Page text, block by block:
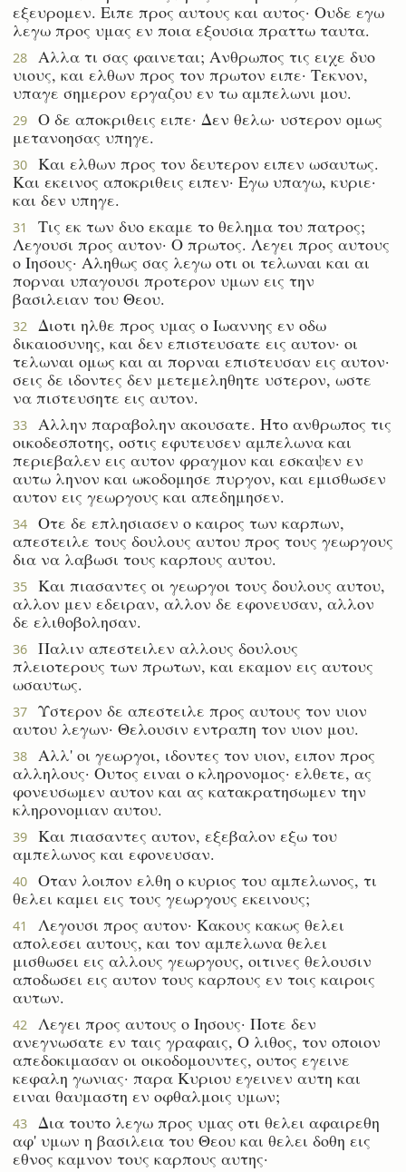
εξευρομεν. Ειπε προς αυτους και αυτος· Ουδε εγω
λεγω προς υμας εν ποια εξουσια πραττω ταυτα.
28
Αλλα τι σας φαινεται; Ανθρωπος τις ειχε δυο
υιους, και ελθων προς τον πρωτον ειπε· Τεκνον,
υπαγε σημερον εργαζου εν τω αμπελωνι μου.
29
Ο δε αποκριθεις ειπε· Δεν θελω· υστερον ομως
μετανοησας υπηγε.
30
Και ελθων προς τον δευτερον ειπεν ωσαυτως.
Και εκεινος αποκριθεις ειπεν· Εγω υπαγω, κυριε·
και δεν υπηγε.
31
Τις εκ των δυο εκαμε το θελημα του πατρος;
Λεγουσι προς αυτον· Ο πρωτος. Λεγει προς αυτους
ο Ιησους· Αληθως σας λεγω οτι οι τελωναι και αι
πορναι υπαγουσι προτερον υμων εις την
βασιλειαν του Θεου.
32
Διοτι ηλθε προς υμας ο Ιωαννης εν οδω
δικαιοσυνης, και δεν επιστευσατε εις αυτον· οι
τελωναι ομως και αι πορναι επιστευσαν εις αυτον·
σεις δε ιδοντες δεν μετεμεληθητε υστερον, ωστε
να πιστευσητε εις αυτον.
33
Αλλην παραβολην ακουσατε. Ητο ανθρωπος τις
οικοδεσποτης, οστις εφυτευσεν αμπελωνα και
περιεβαλεν εις αυτον φραγμον και εσκαψεν εν
αυτω ληνον και ωκοδομησε πυργον, και εμισθωσεν
αυτον εις γεωργους και απεδημησεν.
34
Οτε δε επλησιασεν ο καιρος των καρπων,
απεστειλε τους δουλους αυτου προς τους γεωργους
δια να λαβωσι τους καρπους αυτου.
35
Και πιασαντες οι γεωργοι τους δουλους αυτου,
αλλον μεν εδειραν, αλλον δε εφονευσαν, αλλον
δε ελιθοβολησαν.
36
Παλιν απεστειλεν αλλους δουλους
πλειοτερους των πρωτων, και εκαμον εις αυτους
ωσαυτως.
37
Υστερον δε απεστειλε προς αυτους τον υιον
αυτου λεγων· Θελουσιν εντραπη τον υιον μου.
38
Αλλ' οι γεωργοι, ιδοντες τον υιον, ειπον προς
αλληλους· Ουτος ειναι ο κληρονομος· ελθετε, ας
φονευσωμεν αυτον και ας κατακρατησωμεν την
κληρονομιαν αυτου.
39
Και πιασαντες αυτον, εξεβαλον εξω του
αμπελωνος και εφονευσαν.
40
Οταν λοιπον ελθη ο κυριος του αμπελωνος, τι
θελει καμει εις τους γεωργους εκεινους;
41
Λεγουσι προς αυτον· Κακους κακως θελει
απολεσει αυτους, και τον αμπελωνα θελει
μισθωσει εις αλλους γεωργους, οιτινες θελουσιν
αποδωσει εις αυτον τους καρπους εν τοις καιροις
αυτων.
42
Λεγει προς αυτους ο Ιησους· Ποτε δεν
ανεγνωσατε εν ταις γραφαις, Ο λιθος, τον οποιον
απεδοκιμασαν οι οικοδομουντες, ουτος εγεινε
κεφαλη γωνιας· παρα Κυριου εγεινεν αυτη και
ειναι θαυμαστη εν οφθαλμοις υμων;
43
Δια τουτο λεγω προς υμας οτι θελει αφαιρεθη
αφ' υμων η βασιλεια του Θεου και θελει δοθη εις
εθνος καμνον τους καρπους αυτης·